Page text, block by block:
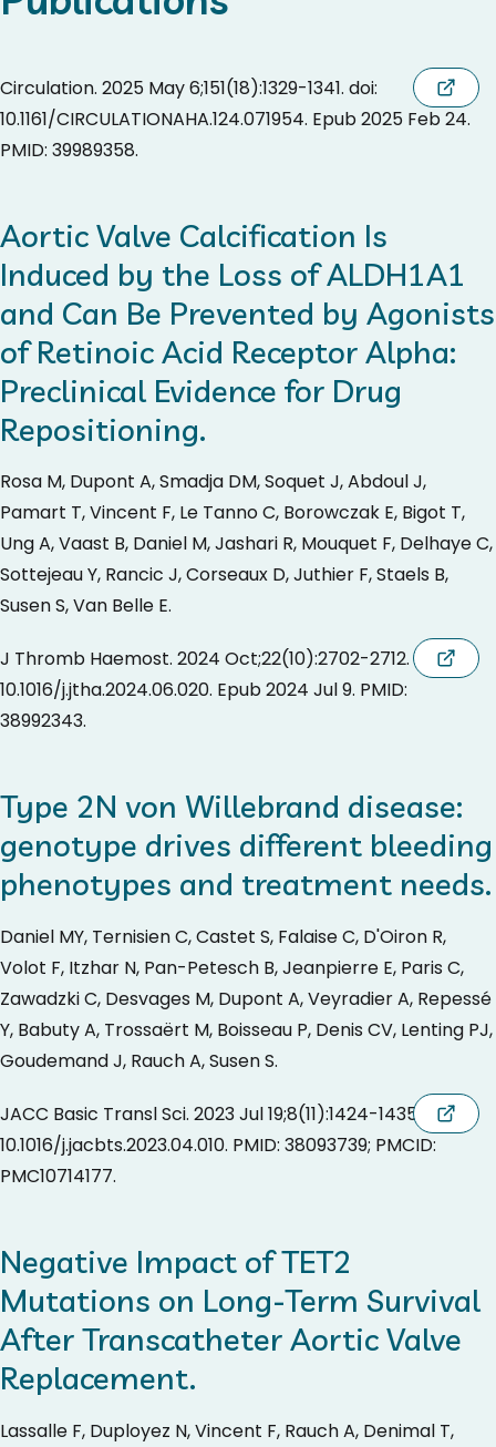
Circulation. 2025 May 6;151(18):1329-1341. doi:
10.1161/CIRCULATIONAHA.124.071954. Epub 2025 Feb 24.
PMID: 39989358.
Aortic Valve Calcification Is
Induced by the Loss of ALDH1A1
and Can Be Prevented by Agonists
of Retinoic Acid Receptor Alpha:
Preclinical Evidence for Drug
Repositioning.
Rosa M, Dupont A, Smadja DM, Soquet J, Abdoul J,
Pamart T, Vincent F, Le Tanno C, Borowczak E, Bigot T,
Ung A, Vaast B, Daniel M, Jashari R, Mouquet F, Delhaye C,
Sottejeau Y, Rancic J, Corseaux D, Juthier F, Staels B,
Susen S, Van Belle E.
J Thromb Haemost. 2024 Oct;22(10):2702-2712. doi:
10.1016/j.jtha.2024.06.020. Epub 2024 Jul 9. PMID:
38992343.
Type 2N von Willebrand disease:
genotype drives different bleeding
phenotypes and treatment needs.
Daniel MY, Ternisien C, Castet S, Falaise C, D'Oiron R,
Volot F, Itzhar N, Pan-Petesch B, Jeanpierre E, Paris C,
Zawadzki C, Desvages M, Dupont A, Veyradier A, Repessé
Y, Babuty A, Trossaërt M, Boisseau P, Denis CV, Lenting PJ,
Goudemand J, Rauch A, Susen S.
JACC Basic Transl Sci. 2023 Jul 19;8(11):1424-1435. doi:
10.1016/j.jacbts.2023.04.010. PMID: 38093739; PMCID:
PMC10714177.
Negative Impact of TET2
Mutations on Long-Term Survival
After Transcatheter Aortic Valve
Replacement.
Lassalle F, Duployez N, Vincent F, Rauch A, Denimal T,